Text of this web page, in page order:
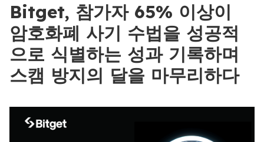
Bitget, 참가자 65% 이상이
암호화폐 사기 수법을 성공적
으로 식별하는 성과 기록하며
스캠 방지의 달을 마무리하다